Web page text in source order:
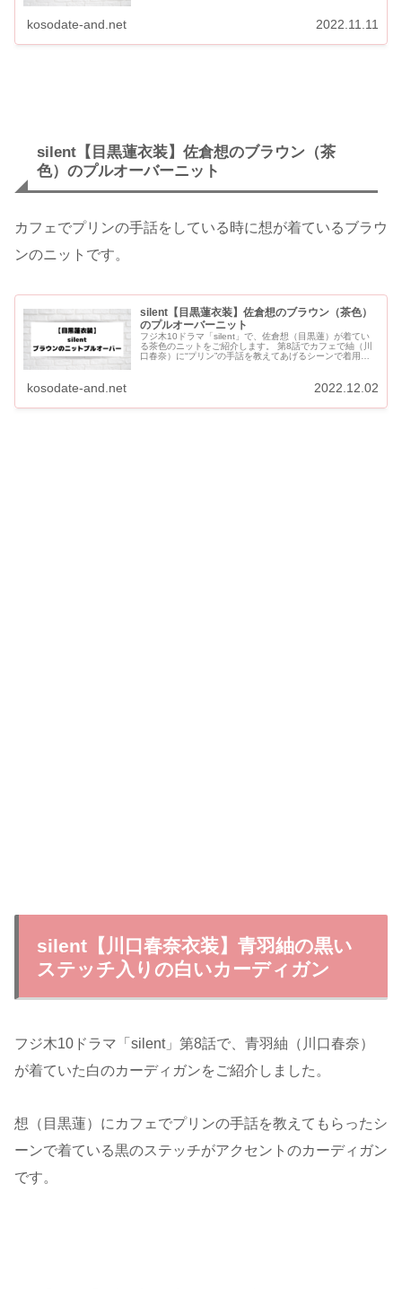
kosodate-and.net 2022.11.11
silent【目黒蓮衣装】佐倉想のブラウン（茶
色）のプルオーバーニット
カフェでプリンの手話をしている時に想が着ているブラウ
ンのニットです。
silent【目黒蓮衣装】佐倉想のブラウン（茶色）
のプルオーバーニット
フジ木10ドラマ「silent」で、佐倉想（目黒蓮）が着てい
る茶色のニットをご紹介します。 第8話でカフェで紬（川
口春奈）に“プリン”の手話を教えてあげるシーンで着用し
kosodate-and.net 2022.12.02
silent【川口春奈衣装】青羽紬の黒い
ステッチ入りの白いカーディガン
フジ木10ドラマ「silent」第8話で、青羽紬（川口春奈）
が着ていた白のカーディガンをご紹介しました。
想（目黒蓮）にカフェでプリンの手話を教えてもらったシ
ーンで着ている黒のステッチがアクセントのカーディガン
です。